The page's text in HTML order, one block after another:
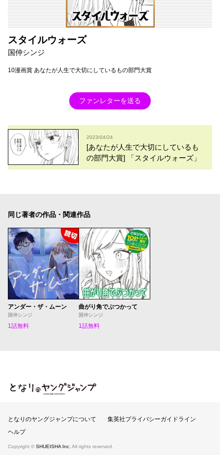
スタイルウォーズ
国仲シンジ
10漫画賞 あなたが人生で大切にしているもの部門大賞
ファンレターを送る
2023/04/24
[あなたが人生で大切にしているも
の部門大賞] 「スタイルウォーズ」
同じ著者の作品・関連作品
アンダー・ザ・ムーン
国仲シンジ
1話無料
曲がり角でぶつかって
国仲シンジ
1話無料
となりのヤングジャンプ
となりのヤングジャンプについて
集英社プライバシーガイドライン
ヘルプ
Copyright © SHUEISHA Inc. All rights reserved.